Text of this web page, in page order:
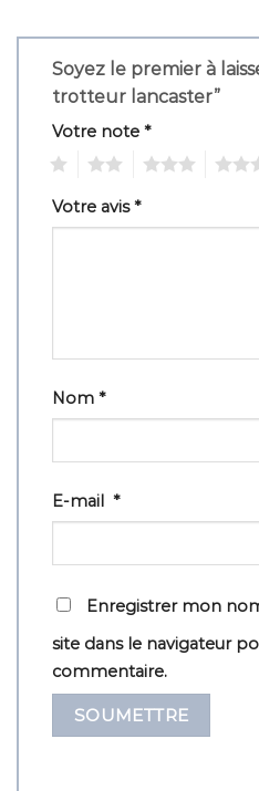
Soyez le premier à
trotteur lancaster”
Votre note *
Votre avis*
Nom *
E-mail *
Enregistrer mon
site dans le navigateur
commentaire.